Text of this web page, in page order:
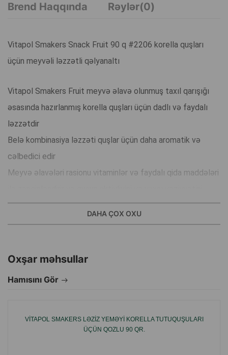
Brend Haqqında
Rəylər(0)
Vitapol Smakers Snack Fruit 90 q #2206 korella quşları
üçün meyvəli ləzzətli qəlyanaltı
Vitapol Smakers Fruit meyvə əlavə olunmuş taxıl qarışığı
əsasında hazırlanmış korella quşları üçün dadlı və faydalı
ləzzətdir
Belə kombinasiya ləzzəti quşlar üçün daha aromatik və
cəlbedici edir
Meyvə əlavələri rasionu vitaminlər və faydalı qida maddələri
dəstəkləməyə kömək edir
Çubuqların xırtıldayan strukturu dimdiyin təbii şəkildə
stimullaşdırır
İstehsal ölkəsi: Polşa
DAHA ÇOX OXU
Oxşar məhsullar
Hamısını Gör
VITAPOL SMAKERS LƏZIZ YEMƏYI KORELLA TUTUQUŞULARI
ÜÇÜN QOZLU 90 QR.